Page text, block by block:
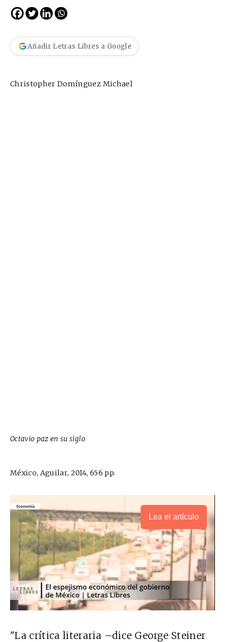
Añadir Letras Libres a Google
Christopher Domínguez Michael
Octavio paz en su siglo
México, Aguilar, 2014, 656 pp.
Lea el artículo
"La crítica literaria –dice George Steiner